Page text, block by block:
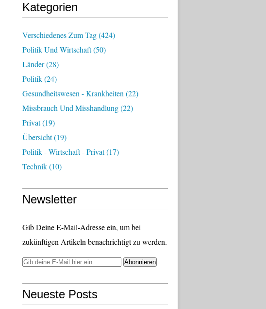
Kategorien
Verschiedenes Zum Tag(424)
Politik Und Wirtschaft(50)
Länder(28)
Politik(24)
Gesundheitswesen - Krankheiten (22)
Missbrauch Und Misshandlung(22)
Privat(19)
Übersicht(19)
Politik - Wirtschaft - Privat(17)
Technik(10)
Newsletter
Gib Deine E-Mail-Adresse ein, um bei
zukünftigen Artikeln benachrichtigt zu werden.
Neueste Posts